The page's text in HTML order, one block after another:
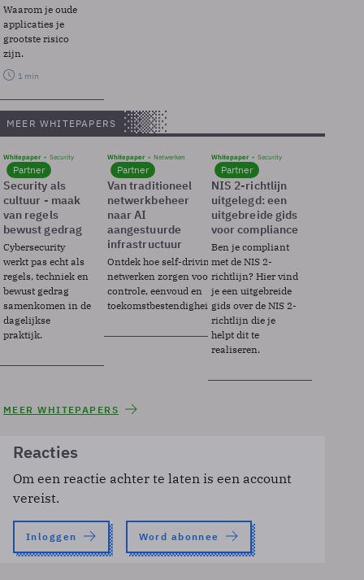
Waarom je oude
applicaties je
grootste risico
zijn.
1 min
MEER WHITEPAPERS
Whitepaper Security
Partner
Security als
cultuur - maak
van regels
bewust gedrag
Cybersecurity
werkt pas echt als
regels, techniek en
bewust gedrag
samenkomen in de
dagelijkse
praktijk.
Whitepaper Netwerken
Partner
Van traditioneel
netwerkbeheer
naar AI
aangestuurde
infrastructuur
Ontdek hoe self-driving
netwerken zorgen voor
controle, eenvoud en
toekomstbestendigheid.
Whitepaper Security
Partner
NIS 2-richtlijn
uitgelegd: een
uitgebreide gids
voor compliance
Ben je compliant
met de NIS 2-
richtlijn? Hier vind
je een uitgebreide
gids over de NIS 2-
richtlijn die je
helpt dit te
realiseren.
MEER WHITEPAPERS
Reacties
Om een reactie achter te laten is een account
vereist.
Inloggen Word abonnee